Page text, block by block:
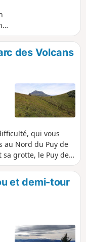
des Volcans
qui vous
au Nord du Puy de
sa grotte, le Puy des
grottes, le petit et
Au sommet de
vues à 360°, sur la
de la Limagne et
et demi-tour